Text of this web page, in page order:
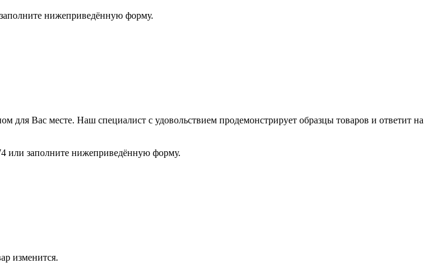
нижеприведённую форму.
Вас месте. Наш специалист с удовольствием продемонстрирует образцы товаров и ответит на
или заполните нижеприведённую форму.
изменится.